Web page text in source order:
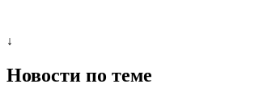
↓
Новости по теме